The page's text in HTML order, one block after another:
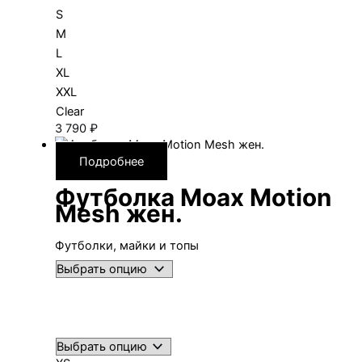
S
M
L
XL
XXL
Clear
3 790 ₽
Подробнее
Футболка Moax Motion
Mesh жен.
Футболки, майки и топы